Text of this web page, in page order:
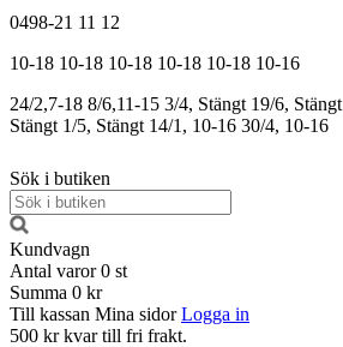
0498-21 11 12
10-18 10-18 10-18 10-18 10-18 10-16
24/2,7-18 8/6,11-15 3/4, Stängt 19/6, Stängt
Stängt 1/5, Stängt 14/1, 10-16 30/4, 10-16
Sök i butiken
Kundvagn
Antal varor 0 st
Summa 0 kr
Till kassan Mina sidor Logga in
500 kr kvar till fri frakt.